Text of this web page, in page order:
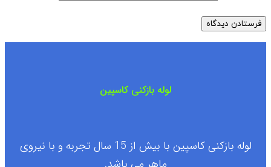
لوله بازکنی کاسپین
لوله بازکنی کاسپین با بیش از 15 سال تجربه و با نیروی